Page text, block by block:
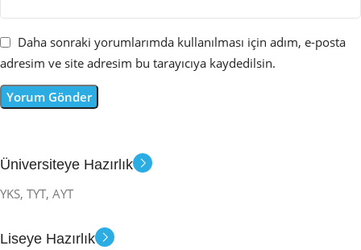
Daha sonraki yorumlarımda kullanılması için adım, e-posta
adresim ve site adresim bu tarayıcıya kaydedilsin.
Üniversiteye Hazırlık
YKS, TYT, AYT
Liseye Hazırlık